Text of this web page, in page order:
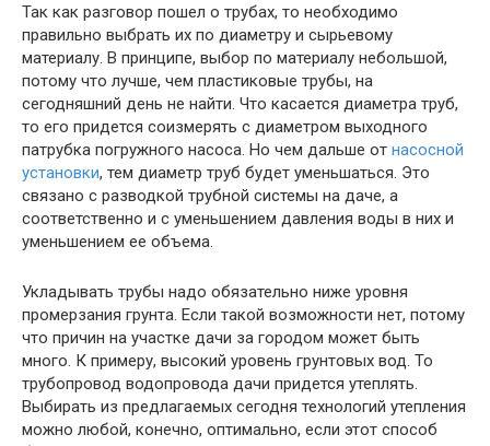
Так как разговор пошел о трубах, то необходимо
правильно выбрать их по диаметру и сырьевому
материалу. В принципе, выбор по материалу небольшой,
потому что лучше, чем пластиковые трубы, на
сегодняшний день не найти. Что касается диаметра труб,
то его придется соизмерять с диаметром выходного
патрубка погружного насоса. Но чем дальше от насосной
установки, тем диаметр труб будет уменьшаться. Это
связано с разводкой трубной системы на даче, а
соответственно и с уменьшением давления воды в них и
уменьшением ее объема.
Укладывать трубы надо обязательно ниже уровня
промерзания грунта. Если такой возможности нет, потому
что причин на участке дачи за городом может быть
много. К примеру, высокий уровень грунтовых вод. То
трубопровод водопровода дачи придется утеплять.
Выбирать из предлагаемых сегодня технологий утепления
можно любой, конечно, оптимально, если этот способ